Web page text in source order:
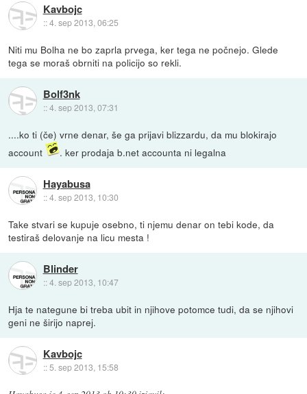
Kavbojc
::4. sep 2013, 06:25
Niti mu Bolha ne bo zaprla prvega, ker tega ne počnejo. Glede
tega se moraš obrniti na policijo so rekli.
Bolf3nk
::4. sep 2013, 07:31
....ko ti (če) vrne denar, še ga prijavi blizzardu, da mu blokirajo
account
. ker prodaja b.net accounta ni legalna
Hayabusa
::4. sep 2013, 10:30
Take stvari se kupuje osebno, ti njemu denar on tebi kode, da
testiraš delovanje na licu mesta !
Blinder
::4. sep 2013, 10:47
Hja te nategune bi treba ubit in njihove potomce tudi, da se njihovi
geni ne širijo naprej.
Kavbojc
::5. sep 2013, 15:58